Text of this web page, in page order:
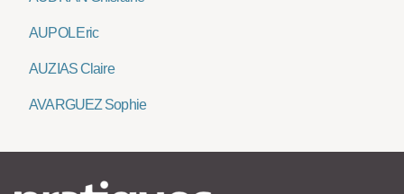
AUPOL Eric
AUZIAS Claire
AVARGUEZ Sophie